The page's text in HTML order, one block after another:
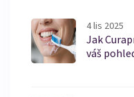
4 lis 2025
Jak
váš